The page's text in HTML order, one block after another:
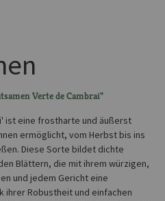
Verte de Cambrai"
ist eine frostharte und äußerst
ermöglicht, vom Herbst bis ins
Diese Sorte bildet dichte
Blättern, die mit ihrem würzigen,
und jedem Gericht eine
ihrer Robustheit und einfachen